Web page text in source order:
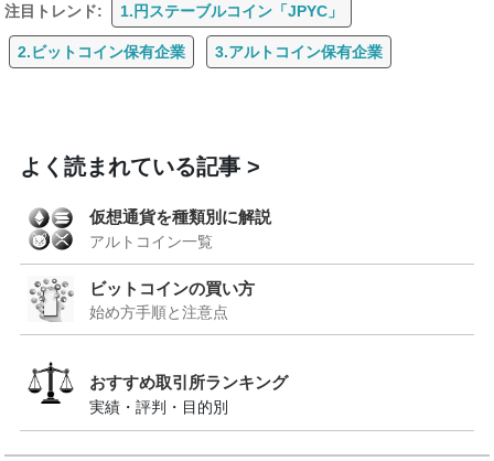
注目トレンド: 1.円ステーブルコイン「JPYC」
2.ビットコイン保有企業 3.アルトコイン保有企業
よく読まれている記事
仮想通貨を種類別に解説
アルトコイン一覧
ビットコインの買い方
始め方手順と注意点
おすすめ取引所ランキング
実績・評判・目的別